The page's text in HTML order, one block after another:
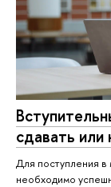
сдавать или
Для поступления
необходимо